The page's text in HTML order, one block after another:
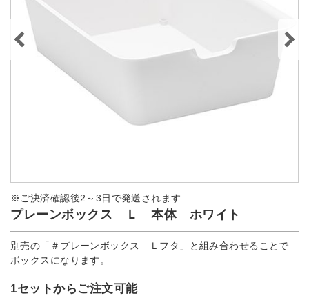
※ご決済確認後2～3日で発送されます
プレーンボックス Ｌ 本体 ホワイト
別売の「＃プレーンボックス Ｌフタ」と組み合わせることで
ボックスになります。
1セットからご注文可能